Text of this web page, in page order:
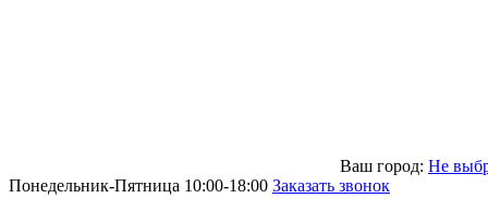
Ваш город: Не
Понедельник-Пятница 10:00-18:00 Заказать звонок